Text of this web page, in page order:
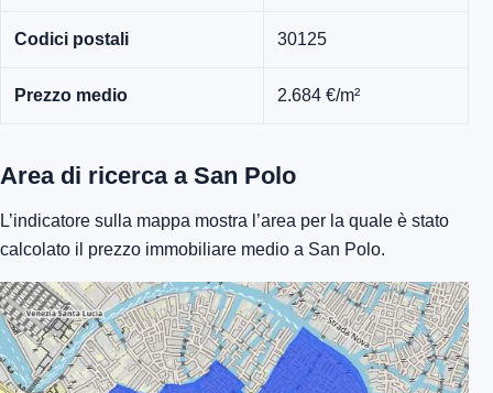
Codici postali 30125
Prezzo medio 2.684 €/m²
Area di ricerca a San Polo
L’indicatore sulla mappa mostra l’area per la quale è stato
calcolato il prezzo immobiliare medio a San Polo.